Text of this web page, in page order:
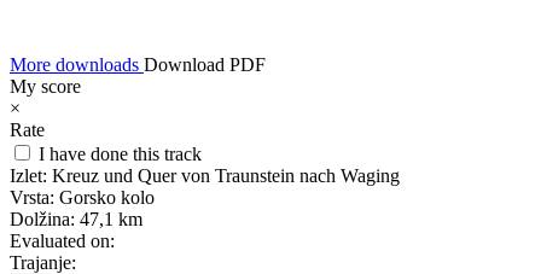
More downloads Download PDF
My score
×
Rate
I have done this track
Izlet: Kreuz und Quer von Traunstein nach Waging
Vrsta: Gorsko kolo
Dolžina: 47,1 km
Evaluated on:
Trajanje: